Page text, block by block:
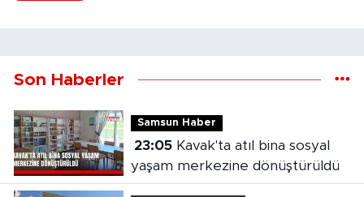
Son Haberler
Samsun Haber
23:05Kavak'ta atıl bina sosyal
yaşam merkezine dönüştürüldü